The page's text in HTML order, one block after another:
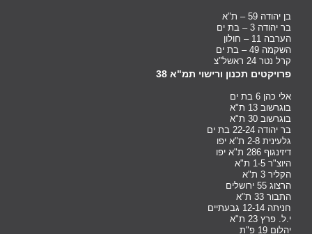
בן יהודה 59 – ת"א
בר יהודה 3 – בת ים
הערבה 11 – חולון
השקמה 49 – בת ים
קרל נטר 24 ראשל"צ
פרויקטים תכנון ורישוי תמ"א 38
אלי כהן 6 בת ים
בוגרשוב 13 ת"א
בוגרשוב 30 ת"א
בר יהודה 22-24 בת ים
גלעינית 2-8 ת"א יפו
דיזינגוף 286 ת"א יפו
היוצ"ר 1-5 ת"א
הקליר 3 ת"א
הרצוג 55 ירושלים
התבור 33 ת"א
חניתה 12-14 גבעתיים
י.ל. פרץ 23 ת"א
יהלום 19 פ"ת